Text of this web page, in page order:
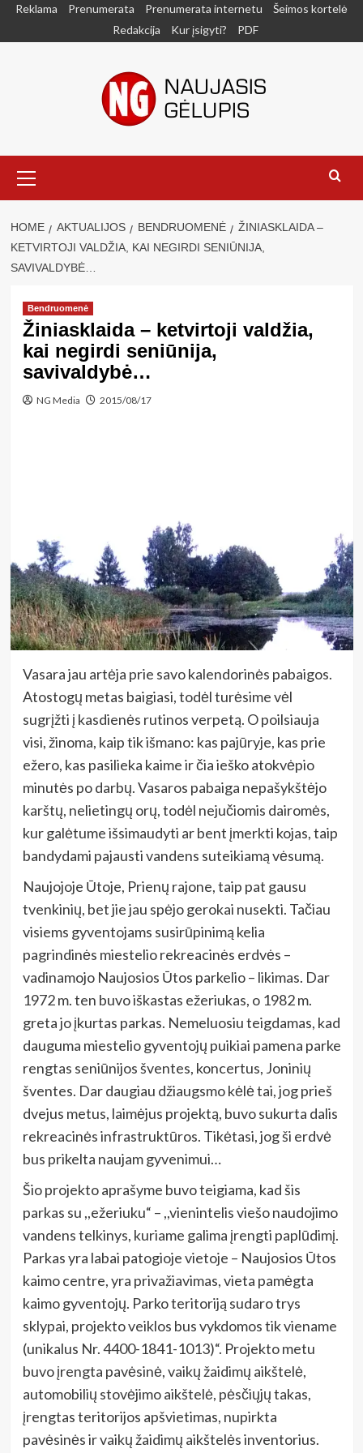
SkipReklama Prenumerata Prenumerata internetu
Šeimos kortelė
Redakcija
Kur įsigyti? PDF
Menu
HOME AKTUALIJOS BENDRUOMENĖ
ŽINIASKLAIDA –
KETVIRTOJI VALDŽIA, KAI NEGIRDI SENIŪNIJA,
SAVIVALDYBĖ…
Bendruomenė
Žiniasklaida – ketvirtoji valdžia,
kai negirdi seniūnija,
savivaldybė…
NG Media 2015/08/17
Vasara jau artėja prie savo kalendorinės pabaigos.
Atostogų metas baigiasi, todėl turėsime vėl
sugrįžti į kasdienės rutinos verpetą. O poilsiauja
visi, žinoma, kaip tik išmano: kas pajūryje, kas prie
ežero, kas pasilieka kaime ir čia ieško atokvėpio
minutės po darbų. Vasaros pabaiga nepašykštėjo
karštų, nelietingų orų, todėl nejučiomis dairomės,
kur galėtume išsimaudyti ar bent įmerkti kojas, taip
bandydami pajausti vandens suteikiamą vėsumą.
Naujojoje Ūtoje, Prienų rajone, taip pat gausu
tvenkinių, bet jie jau spėjo gerokai nusekti. Tačiau
visiems gyventojams susirūpinimą kelia
pagrindinės miestelio rekreacinės erdvės –
vadinamojo Naujosios Ūtos parkelio – likimas. Dar
1972 m. ten buvo iškastas ežeriukas, o 1982 m.
greta jo įkurtas parkas. Nemeluosiu teigdamas, kad
dauguma miestelio gyventojų puikiai pamena parke
rengtas seniūnijos šventes, koncertus, Joninių
šventes. Dar daugiau džiaugsmo kėlė tai, jog prieš
dvejus metus, laimėjus projektą, buvo sukurta dalis
rekreacinės infrastruktūros. Tikėtasi, jog ši erdvė
bus prikelta naujam gyvenimui…
Šio projekto aprašyme buvo teigiama, kad šis
parkas su ,,ežeriuku“ – ,,vienintelis viešo naudojimo
vandens telkinys, kuriame galima įrengti paplūdimį.
Parkas yra labai patogioje vietoje – Naujosios Ūtos
kaimo centre, yra privažiavimas, vieta pamėgta
kaimo gyventojų. Parko teritoriją sudaro trys
sklypai, projekto veiklos bus vykdomos tik viename
(unikalus Nr. 4400-1841-1013)“. Projekto metu
buvo įrengta pavėsinė, vaikų žaidimų aikštelė,
automobilių stovėjimo aikštelė, pėsčiųjų takas,
įrengtas teritorijos apšvietimas, nupirkta
pavėsinės ir vaikų žaidimų aikštelės inventorius.